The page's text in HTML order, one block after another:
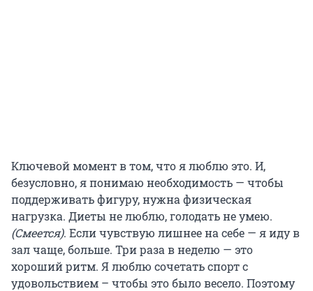
Ключевой момент в том, что я люблю это. И,
безусловно, я понимаю необходимость — чтобы
поддерживать фигуру, нужна физическая
нагрузка. Диеты не люблю, голодать не умею.
(Смеется). Если чувствую лишнее на себе — я иду в
зал чаще, больше. Три раза в неделю — это
хороший ритм. Я люблю сочетать спорт с
удовольствием – чтобы это было весело. Поэтому